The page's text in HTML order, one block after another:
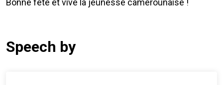
Bonne fête et vive la jeunesse camerounaise !
Speech by